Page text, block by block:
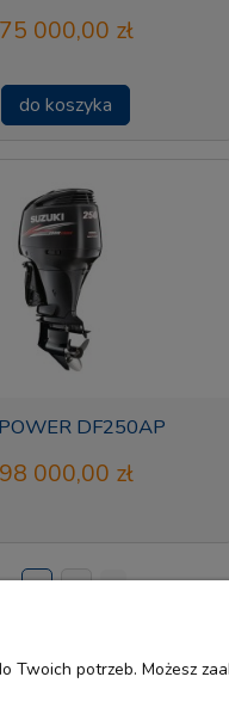
75 000,00 zł
do koszyka
DF250AP
98 000,00 zł
« 1 2 »
potrzeb. Możesz